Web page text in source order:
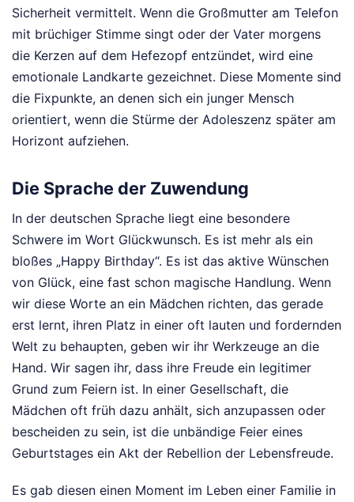
Sicherheit vermittelt. Wenn die Großmutter am Telefon
mit brüchiger Stimme singt oder der Vater morgens
die Kerzen auf dem Hefezopf entzündet, wird eine
emotionale Landkarte gezeichnet. Diese Momente sind
die Fixpunkte, an denen sich ein junger Mensch
orientiert, wenn die Stürme der Adoleszenz später am
Horizont aufziehen.
Die Sprache der Zuwendung
In der deutschen Sprache liegt eine besondere
Schwere im Wort Glückwunsch. Es ist mehr als ein
bloßes „Happy Birthday“. Es ist das aktive Wünschen
von Glück, eine fast schon magische Handlung. Wenn
wir diese Worte an ein Mädchen richten, das gerade
erst lernt, ihren Platz in einer oft lauten und fordernden
Welt zu behaupten, geben wir ihr Werkzeuge an die
Hand. Wir sagen ihr, dass ihre Freude ein legitimer
Grund zum Feiern ist. In einer Gesellschaft, die
Mädchen oft früh dazu anhält, sich anzupassen oder
bescheiden zu sein, ist die unbändige Feier eines
Geburtstages ein Akt der Rebellion der Lebensfreude.
Es gab diesen einen Moment im Leben einer Familie in